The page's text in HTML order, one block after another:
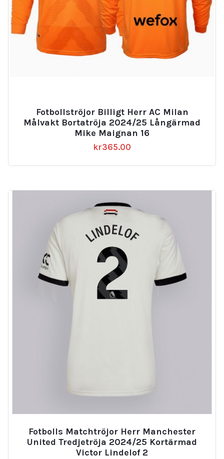
Fotbollströjor Billigt Herr AC Milan
Målvakt Bortatröja 2024/25 Långärmad
Mike Maignan 16
kr365.00
Fotbolls Matchtröjor Herr Manchester
United Tredjetröja 2024/25 Kortärmad
Victor Lindelof 2